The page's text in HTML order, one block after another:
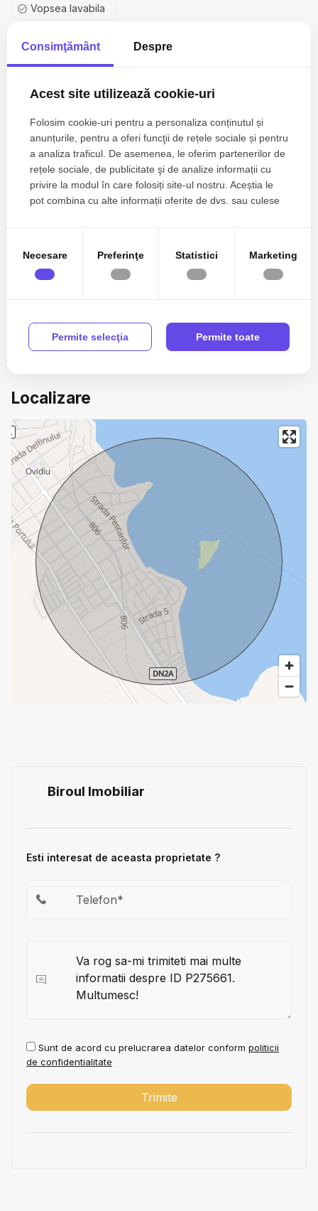
Vopsea lavabila
Parchet
Gresie
Usa intrare Metal
Bucatarie Mobilata
Bucatarie Utilata
Apometre
Videointerfon
Lift
Localizare
Biroul Imobiliar
Esti interesat de aceasta proprietate ?
Sunt de acord cu prelucrarea datelor conform politicii
de confidentialitate
Consimţământ Despre
Acest site utilizează cookie-uri
Folosim cookie-uri pentru a personaliza conținutul și
anunțurile, pentru a oferi funcţii de rețele sociale și pentru
a analiza traficul. De asemenea, le oferim partenerilor de
rețele sociale, de publicitate şi de analize informații cu
privire la modul în care folosiți site-ul nostru. Aceștia le
pot combina cu alte informații oferite de dvs. sau culese
Necesare Preferinţe Statistici Marketing
Permite selecţia Permite toate